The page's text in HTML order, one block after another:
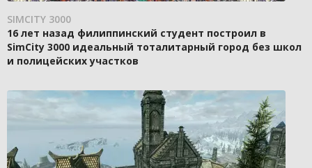
SIMCITY 3000
16 лет назад филиппинский студент построил в
SimCity 3000 идеальный тоталитарный город без школ
и полицейских участков